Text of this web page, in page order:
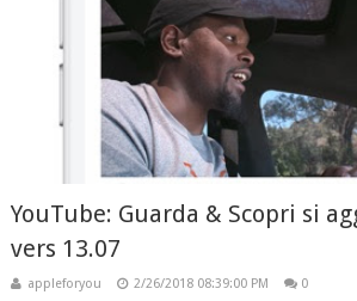
YouTube: Guarda & Scopri si
vers 13.07
appleforyou 2/26/2018 08:39:00 PM 0